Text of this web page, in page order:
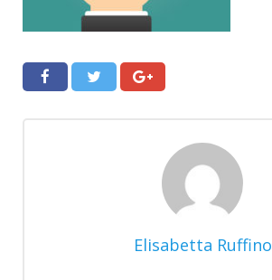
Elisabetta Ruffino